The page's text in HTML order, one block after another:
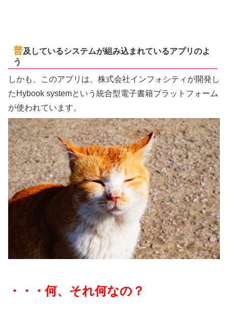
普及しているシステムが組み込まれているアプリのよ
う
しかも、このアプリは、株式会社インフォシティが開発し
たHybook systemという統合型電子書籍プラットフォーム
が使われています。
・・・何、それ何なの？